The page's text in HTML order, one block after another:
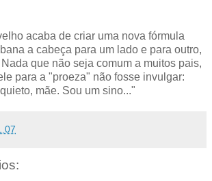
acaba de criar uma nova fórmula
a cabeça para um lado e para outro,
que não seja comum a muitos pais,
para a "proeza" não fosse invulgar:
mãe. Sou um sino..."